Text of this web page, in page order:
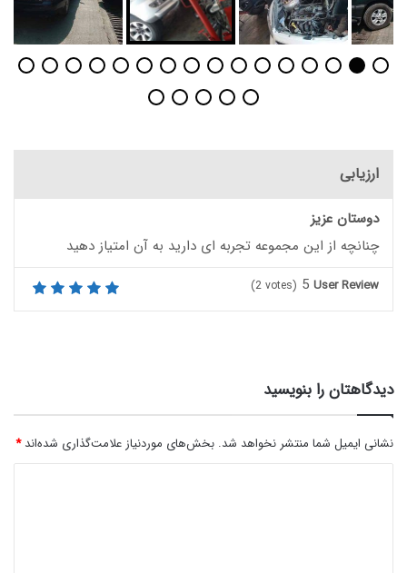
ارزیابی
دوستان عزیز
چنانچه از این مجموعه تجربه ای دارید به آن امتیاز دهید
User Review
5
(2 votes)
دیدگاهتان را بنویسید
نشانی ایمیل شما منتشر نخواهد شد. بخش‌های موردنیاز علامت‌گذاری شده‌اند*